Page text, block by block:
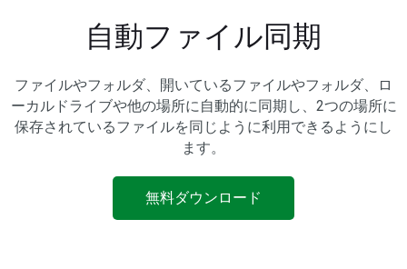
自動ファイル同期
ファイルやフォルダ、開いているファイルやフォルダ、ロ
ーカルドライブや他の場所に自動的に同期し、2つの場所に
保存されているファイルを同じように利用できるようにし
ます。
無料ダウンロード